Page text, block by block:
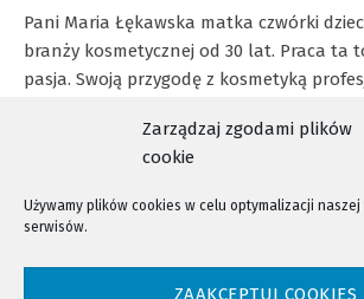
Zarządzaj zgodami plików
cookie
Używamy plików cookies w celu optymalizacji
serwisów.
ZAAKCEPTUJ COOKIES
Pani Maria Łękawska matka czwórki
branży kosmetycznej od 30 lat. Praca ta
pasja. Swoją przygodę z kosmetyką
ukończyła 2 letnie studium dietetyczne.
codziennej praktyce zawodowej
umiejętnościami i najnowszymi odkryciami